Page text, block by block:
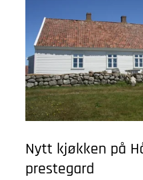
Nytt kjøkken på
prestegard